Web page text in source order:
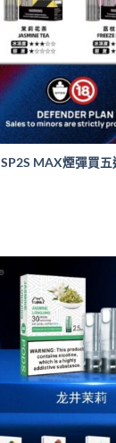
SP2S MAX煙彈買五